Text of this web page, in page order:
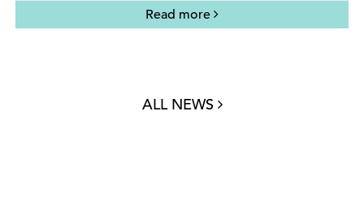
Read more
ALL NEWS